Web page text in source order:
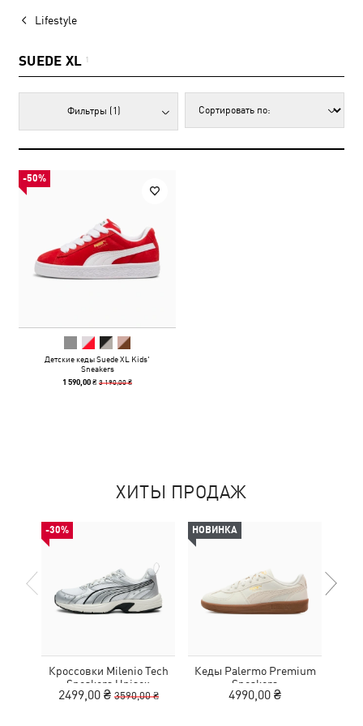
Lifestyle
SUEDE XL 1
Фильтры (1)
-50%
Детские кеды Suede XL Kids'
Sneakers
1 590,00 ₴3 190,00 ₴
ХИТЫ ПРОДАЖ
-30%
Кроссовки Milenio Tech
Sneakers Unisex
2499,00 ₴ 3590,00 ₴
НОВИНКА
Кеды Palermo Premium
Sneakers
4990,00 ₴